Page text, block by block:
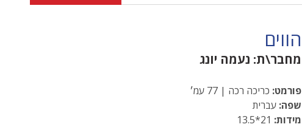
הווים
מחבר\ת: נעמה יונג
פורמט: כריכה רכה | 77 עמ׳
שפה: עברית
מידות: